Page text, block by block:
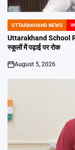
POSTED
IN
UTTARAKHAND NEWS
Uttarakhand School
स्कूलों में पढ़ाई पर रोक
on
August 5, 2026